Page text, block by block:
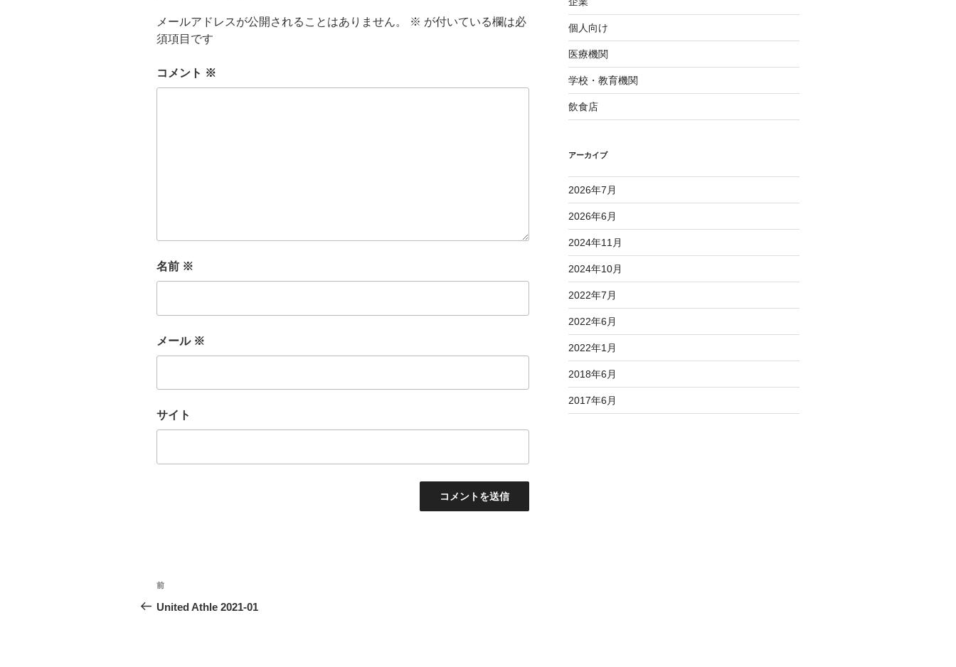
メールアドレスが公開されることはありません。 ※ が付いている欄は必
須項目です
コメント ※
名前 ※
メール ※
サイト
投
稿
前
の
前
United Athle 2021-01
個人向け
医療機関
学校・教育機関
飲食店
アーカイブ
2026年7月
2026年6月
2024年11月
2024年10月
2022年7月
2022年6月
2022年1月
2018年6月
2017年6月